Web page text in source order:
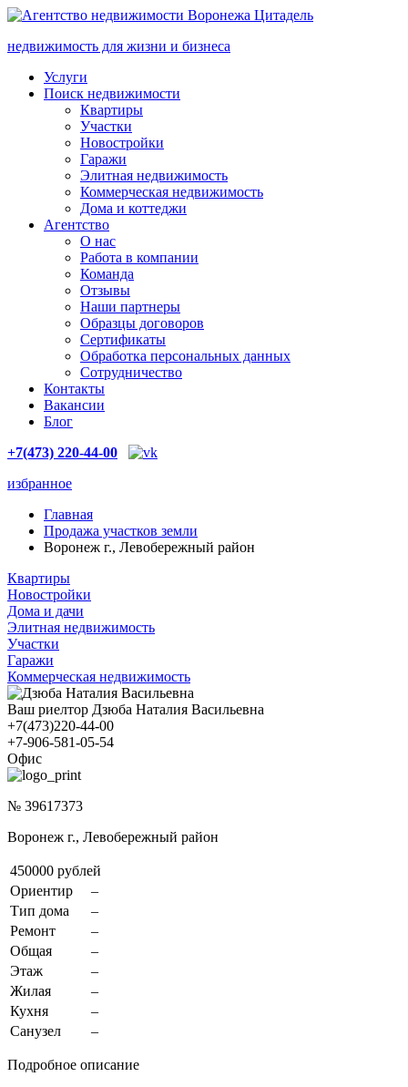
недвижимость для жизни и бизнеса
Услуги
Поиск недвижимости
Квартиры
Участки
Новостройки
Гаражи
Элитная недвижимость
Коммерческая недвижимость
Дома и коттеджи
Агентство
О нас
Работа в компании
Команда
Отзывы
Наши партнеры
Образцы договоров
Сертификаты
Обработка персональных данных
Сотрудничество
Контакты
Вакансии
Блог
+7(473) 220-44-00
избранное
Главная
Продажа участков земли
Воронеж г., Левобережный район
Квартиры
Новостройки
Дома и дачи
Элитная недвижимость
Участки
Гаражи
Коммерческая недвижимость
Ваш риелтор Дзюба Наталия Васильевна
+7(473)220-44-00
+7-906-581-05-54
Офис
№ 39617373
Воронеж г., Левобережный район
450000 рублей
Ориентир
–
Тип дома
–
Ремонт
–
Общая
–
Этаж
–
Жилая
–
Кухня
–
Санузел
–
Подробное описание